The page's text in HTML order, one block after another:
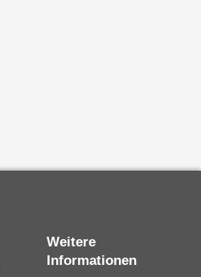
Weitere
Informationen